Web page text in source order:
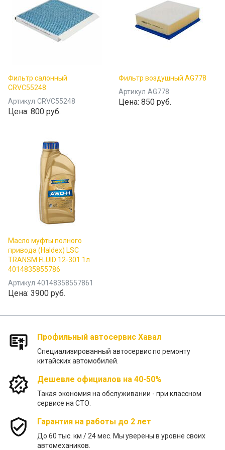
Фильтр салонный
CRVC55248
Артикул CRVC55248
Цена: 800 руб.
Фильтр воздушный AG778
Артикул AG778
Цена: 850 руб.
Масло муфты полного
привода (Haldex) LSC
TRANSM.FLUID 12-301 1л
4014835855786
Артикул 40148358557861
Цена: 3900 руб.
Профильный автосервис Хавал
Специализированный автосервис по ремонту
китайских автомобилей.
Дешевле официалов на 40-50%
Такая экономия на обслуживании - при классном
сервисе на СТО.
Гарантия на работы до 2 лет
До 60 тыс. км / 24 меc. Мы уверены в уровне своих
автомехаников.